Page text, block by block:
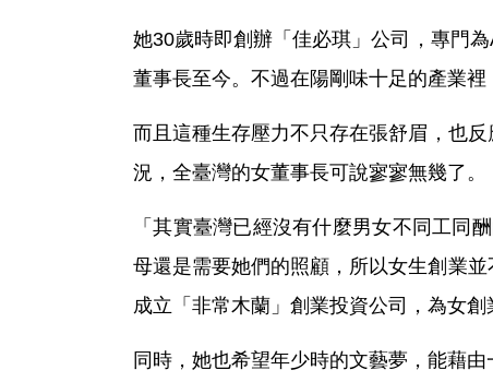
她30歲時即創辦「佳必琪」公司，專門
董事長至今。不過在陽剛味十足的產業
而且這種生存壓力不只存在張舒眉，也
況，全臺灣的女董事長可說寥寥無幾了。
「其實臺灣已經沒有什麼男女不同工同
母還是需要她們的照顧，所以女生創業
成立「非常木蘭」創業投資公司，為女創
同時，她也希望年少時的文藝夢，能藉